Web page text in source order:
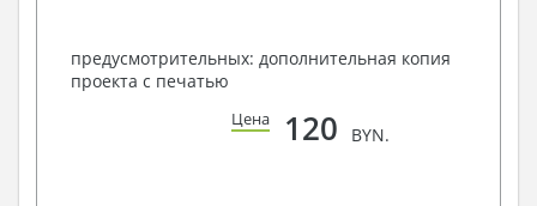
предусмотрительных: дополнительная копия
проекта с печатью
Цена 120 BYN.